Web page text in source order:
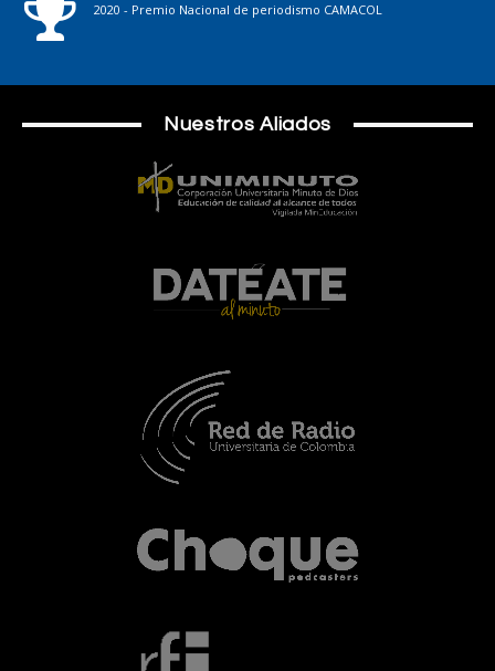
2020 - Premio Nacional de periodismo CAMACOL
Nuestros Aliados